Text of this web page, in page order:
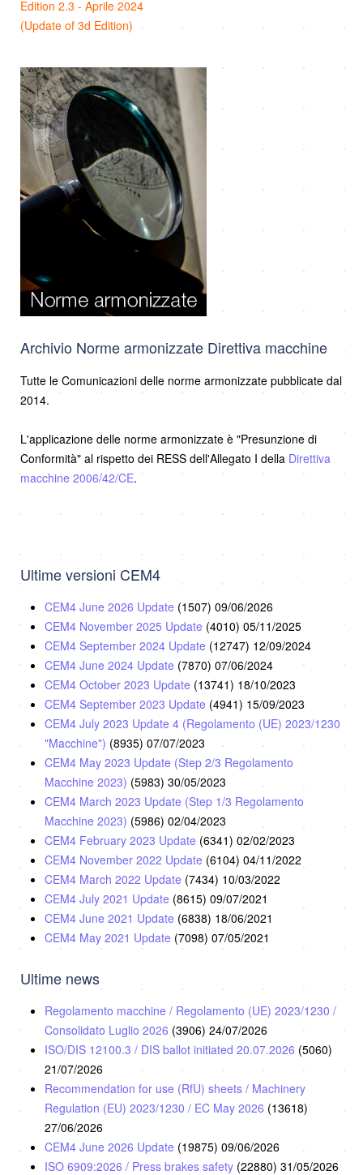
Edition 2.3 - Aprile 2024
(Update of 3d Edition)
Archivio Norme armonizzate Direttiva macchine
Tutte le Comunicazioni delle norme armonizzate pubblicate dal
2014.
L'applicazione delle norme armonizzate è "Presunzione di
Conformità" al rispetto dei RESS dell'Allegato I della Direttiva
macchine 2006/42/CE.
Ultime versioni CEM4
CEM4 June 2026 Update (1507) 09/06/2026
CEM4 November 2025 Update (4010) 05/11/2025
CEM4 September 2024 Update (12747) 12/09/2024
CEM4 June 2024 Update (7870) 07/06/2024
CEM4 October 2023 Update (13741) 18/10/2023
CEM4 September 2023 Update (4941) 15/09/2023
CEM4 July 2023 Update 4 (Regolamento (UE) 2023/1230
"Macchine") (8935) 07/07/2023
CEM4 May 2023 Update (Step 2/3 Regolamento
Macchine 2023) (5983) 30/05/2023
CEM4 March 2023 Update (Step 1/3 Regolamento
Macchine 2023) (5986) 02/04/2023
CEM4 February 2023 Update (6341) 02/02/2023
CEM4 November 2022 Update (6104) 04/11/2022
CEM4 March 2022 Update (7434) 10/03/2022
CEM4 July 2021 Update (8615) 09/07/2021
CEM4 June 2021 Update (6838) 18/06/2021
CEM4 May 2021 Update (7098) 07/05/2021
Ultime news
Regolamento macchine / Regolamento (UE) 2023/1230 /
Consolidato Luglio 2026 (3906) 24/07/2026
ISO/DIS 12100.3 / DIS ballot initiated 20.07.2026 (5060)
21/07/2026
Recommendation for use (RfU) sheets / Machinery
Regulation (EU) 2023/1230 / EC May 2026 (13618)
27/06/2026
CEM4 June 2026 Update (19875) 09/06/2026
ISO 6909:2026 / Press brakes safety (22880) 31/05/2026